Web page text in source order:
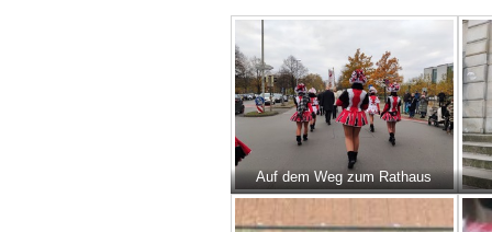
Auf dem Weg zum Rathaus